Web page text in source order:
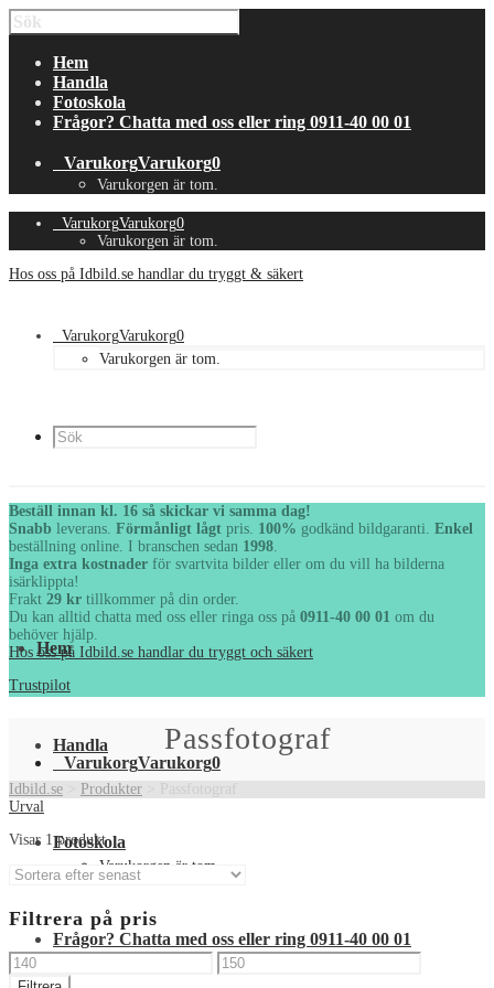
Hem
Handla
Fotoskola
Frågor? Chatta med oss eller ring 0911-40 00 01
VarukorgVarukorg0
Varukorgen är tom.
VarukorgVarukorg
Varukorgen är tom.
Hos oss på Idbild.se handlar du tryggt & säkert
VarukorgVarukorg
Varukorgen är tom.
Hem
Handla
Fotoskola
Frågor? Chatta med oss eller ring 0911-40 00 01
VarukorgVarukorg0
Varukorgen är tom.
Beställ innan kl. 16 så skickar vi samma dag!
Snabbleverans. Förmånligt lågt pris. 100%
godkänd bildgaranti.
Enkelbeställning online. I branschen sedan 1998.
Inga extra kostnader
bilderna isärklippta!
Frakt29 kr tillkommer på din order.
Du kan alltid chatta med oss eller ringa oss på
du behöver hjälp.
Passfotograf
Idbild.se
Urval
Visar 1 produkt
Filtrera på pris
Min